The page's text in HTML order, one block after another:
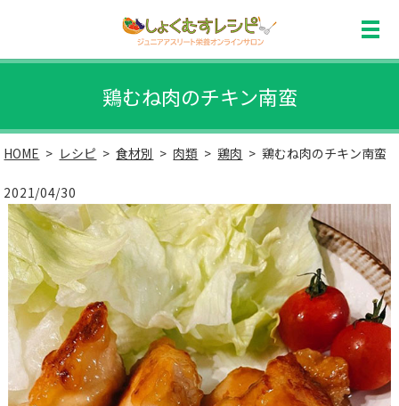
鶏むね肉のチキン南蛮
HOME レシピ 食材別 肉類 鶏肉 鶏むね肉のチキン南蛮
2021/04/30